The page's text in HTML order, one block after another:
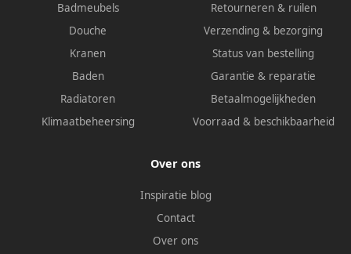
Badmeubels
Douche
Kranen
Baden
Radiatoren
Klimaatbeheersing
Retourneren & ruilen
Verzending & bezorging
Status van bestelling
Garantie & reparatie
Betaalmogelijkheden
Voorraad & beschikbaarheid
Over ons
Inspiratie blog
Contact
Over ons